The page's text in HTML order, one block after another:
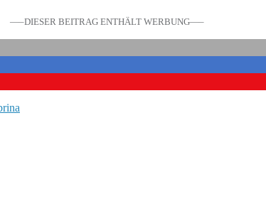
—–DIESER BEITRAG ENTHÄLT WERBUNG—–